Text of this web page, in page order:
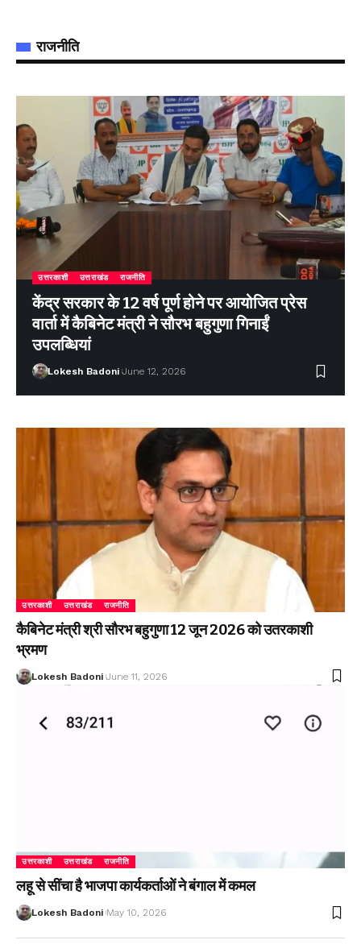
राजनीति
उत्तरकाशी उत्तराखंड राजनीति
केंद्र सरकार के 12 वर्ष पूर्ण होने पर आयोजित प्रेस
वार्ता में कैबिनेट मंत्री ने सौरभ बहुगुणा गिनाईं
उपलब्धियां
Lokesh Badoni June 12, 2026
उत्तरकाशी उत्तराखंड राजनीति
कैबिनेट मंत्री श्री सौरभ बहुगुणा 12 जून 2026 को उतरकाशी
भ्रमण
Lokesh Badoni June 11, 2026
उत्तरकाशी उत्तराखंड राजनीति
लहू से सींचा है भाजपा कार्यकर्ताओं ने बंगाल में कमल
Lokesh Badoni May 10, 2026